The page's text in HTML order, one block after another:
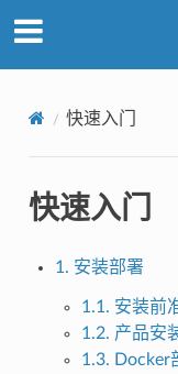
快速入门
快速入门
1. 安装部署
1.1. 安装前
1.2. 产品安
1.3. Docker